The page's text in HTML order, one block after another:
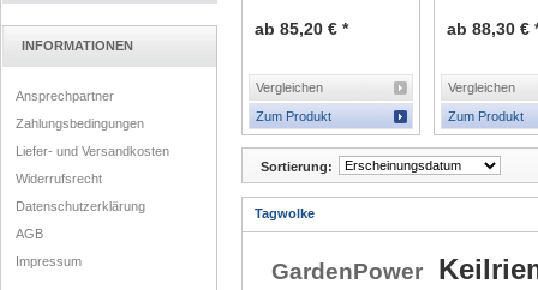
INFORMATIONEN
Ansprechpartner
Zahlungsbedingungen
Liefer- und Versandkosten
Widerrufsrecht
Datenschutzerklärung
AGB
Impressum
ab 85,20 € *
Vergleichen
Zum Produkt
ab 88,30 €
Vergleichen
Zum Produkt
Sortierung:
Tagwolke
GardenPower